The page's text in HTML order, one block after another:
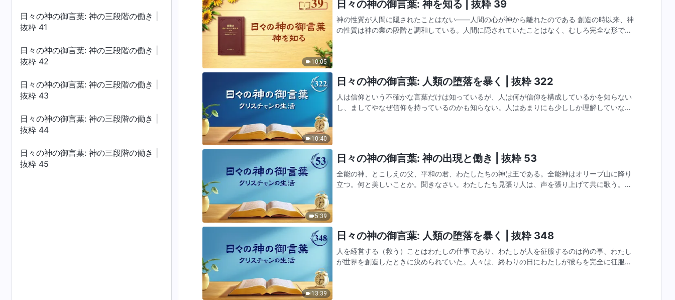
日々の神の御言葉: 神の三段階の働き |
抜粋 41
日々の神の御言葉: 神の三段階の働き |
抜粋 42
日々の神の御言葉: 神の三段階の働き |
抜粋 43
日々の神の御言葉: 神の三段階の働き |
抜粋 44
日々の神の御言葉: 神の三段階の働き |
抜粋 45
10:05
日々の神の御言葉: 神を知る | 抜粋 39
神の性質が人間に隠されたことはない――人間の心が神から離れたのである 創造の時以来、神
の性質は神の業の段階と調和している。人間に隠されていたことはなく、むしろ完全な形で公
10:40
日々の神の御言葉: 人類の堕落を暴く | 抜粋 322
人は信仰という不確かな言葉だけは知っているが、人は何が信仰を構成しているかを知らない
し、ましてやなぜ信仰を持っているのかも知らない。人はあまりにも少ししか理解していない
5:39
日々の神の御言葉: 神の出現と働き | 抜粋 53
全能の神、とこしえの父、平和の君、わたしたちの神は王である。全能神はオリーブ山に降り
立つ。何と美しいことか。聞きなさい。わたしたち見張り人は、声を張り上げて共に歌う。神
13:39
日々の神の御言葉: 人類の堕落を暴く | 抜粋 348
人を経営する（救う）ことはわたしの仕事であり、わたしが人を征服するのは尚の事、わたし
が世界を創造したときに決められていた。人々は、終わりの日にわたしが彼らを完全に征服す